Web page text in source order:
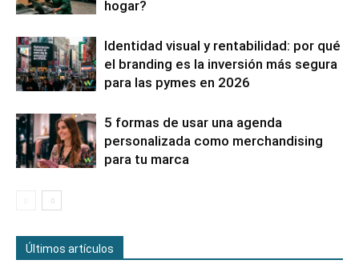
hogar?
Identidad visual y rentabilidad: por qué
el branding es la inversión más segura
para las pymes en 2026
5 formas de usar una agenda
personalizada como merchandising
para tu marca
Últimos artículos